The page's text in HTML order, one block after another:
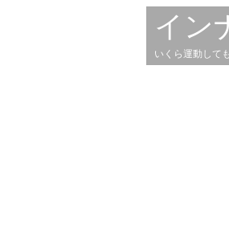
イン
いくら運動して